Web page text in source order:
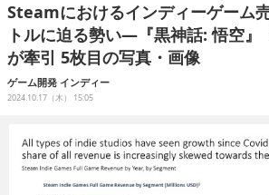
企業動向
人材育成
産業政策
イベント/セミナー
Steamにおけるインディーゲーム
トルに迫る勢い―『黒神話: 悟空』
が牽引 5枚目の写真・画像
ゲーム開発 インディー
2024.10.17（木） 15:05